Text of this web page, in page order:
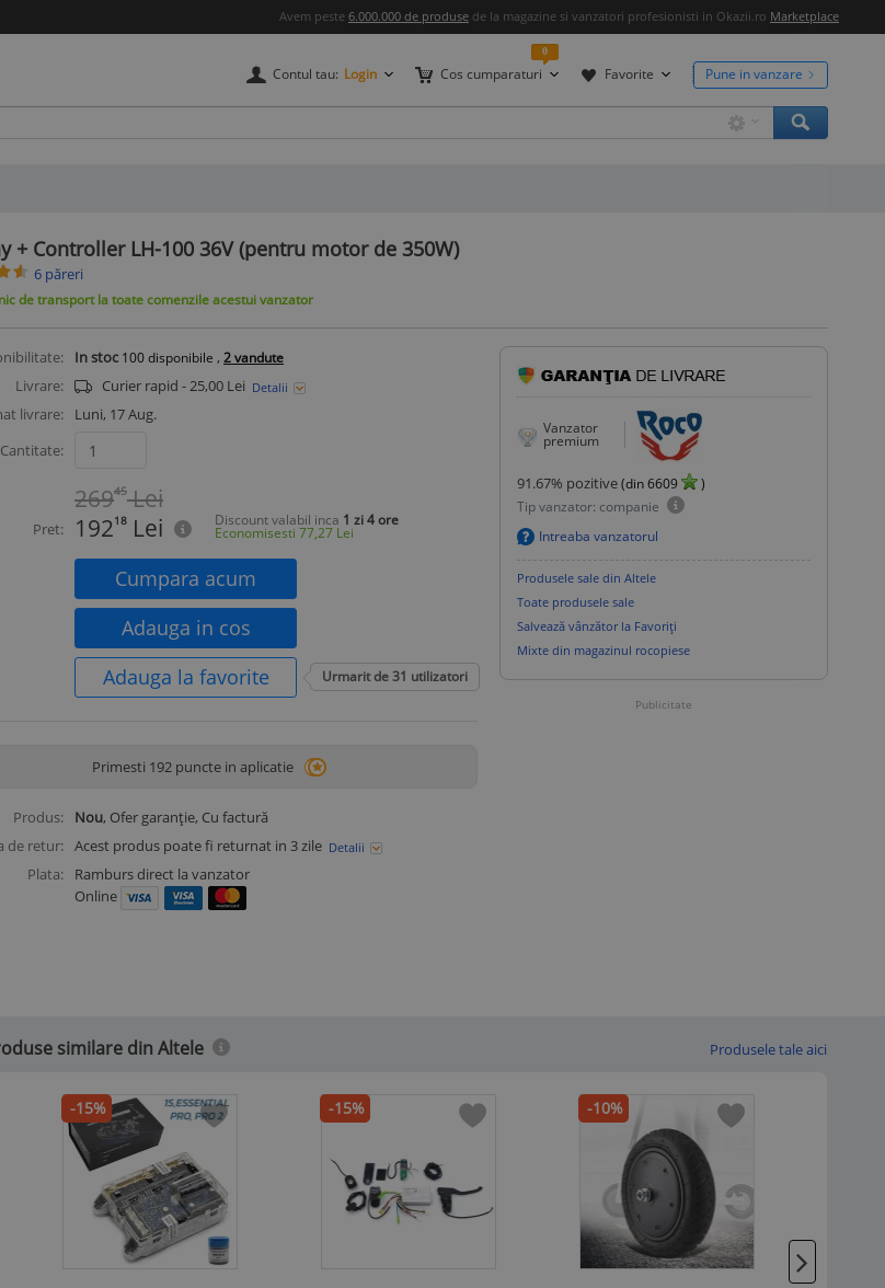
Avem peste 6.000.000 de produse de la magazine si vanzatori profesionisti in Okazii.ro Marketplace
Contul tau: Login Cos cumparaturi
0
Favorite Pune in vanzare
+ Controller LH-100 36V (pentru motor de 350W)
6 păreri
de transport la toate comenzile acestui vanzator
In stoc 100disponibile , 2 vandute
Livrare: Curier rapid - 25,00 Lei Detalii
livrare:
Luni, 17 Aug.
Cantitate:
Pret:
26945 Lei
19218 Lei Discount valabil inca 1 zi 4 ore
Economisesti 77,27 Lei
Cumpara acum
Adauga in cos
Adauga la favorite
Urmarit de31 utilizatori
Primesti 192 puncte in aplicatie
Produs: Nou, Ofer garanție, Cu factură
de retur: Acest produs poate fi returnat in 3 zile Detalii
Plata:
Ramburs direct la vanzator
Online
Vanzator
premium
91.67% pozitive(din6609
)
Tip vanzator: companie
Intreaba vanzatorul
Produsele sale din Altele
Toate produsele sale
Salvează vânzător la Favoriți
Mixte din magazinul rocopiese
Publicitate
similare din Altele Produsele tale aici
-15% -15% -10%